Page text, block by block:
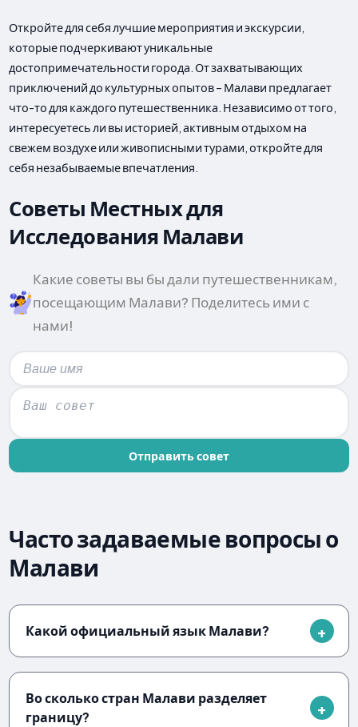
Откройте для себя лучшие мероприятия и экскурсии,
которые подчеркивают уникальные
достопримечательности города. От захватывающих
приключений до культурных опытов – Малави предлагает
что-то для каждого путешественника. Независимо от того,
интересуетесь ли вы историей, активным отдыхом на
свежем воздухе или живописными турами, откройте для
себя незабываемые впечатления.
Советы Местных для
Исследования Малави
Какие советы вы бы дали путешественникам,
посещающим Малави? Поделитесь ими с
нами!
Отправить совет
Часто задаваемые вопросы о
Малави
Какой официальный язык Малави?
Во сколько стран Малави разделяет
границу?